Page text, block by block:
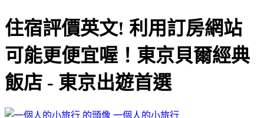
住宿評價英文! 利用訂房網站
可能更便宜喔！東京貝爾經典
飯店 - 東京出遊首選
一個人的小旅行